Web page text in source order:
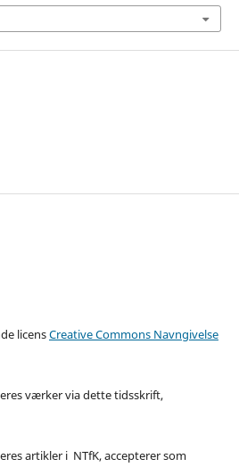
licensCreative Commons Navngivelse
værker via dette tidsskrift,
artikler i NTfK, accepterer som